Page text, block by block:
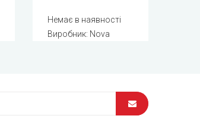
Немає в наявності
Виробник: Nova